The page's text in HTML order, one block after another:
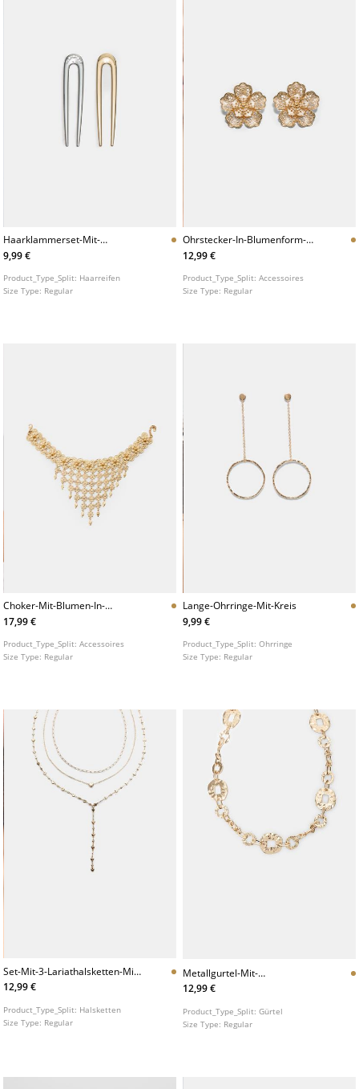
Haarklammerset-Mit-
Strassdetails
9,99 €
Product_Type_Split: Haarreifen
Size Type: Regular
Ohrstecker-In-Blumenform-
Mit-Spitzenoptik
12,99 €
Product_Type_Split:Accessoires
Size Type: Regular
Choker-Mit-Blumen-In-
Metallkaskadenoptik
17,99 €
Product_Type_Split:Accessoires
Size Type: Regular
Lange-Ohrringe-Mit-Kreis
9,99 €
Product_Type_Split:Ohrringe
Size Type: Regular
Set-Mit-3-Lariathalsketten-Mit-
Herz
12,99 €
Product_Type_Split: Halsketten
Size Type: Regular
Metallgurtel-Mit-
Gehammerten-Ringen
12,99 €
Product_Type_Split:Gürtel
Size Type: Regular